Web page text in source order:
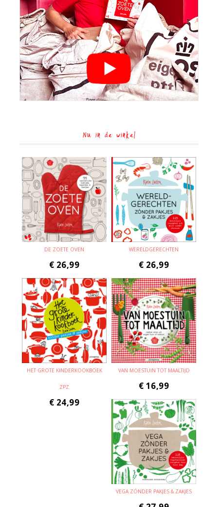
Nu in de winkel
DE ZOETE OVEN
€ 26,99
WERELDGERECHTEN
€ 26,99
HET GROTE KINDERKOOKBOEK
ZPZ
€ 24,99
VAN MOESTUIN TOT MAALTIJD
€ 16,99
VEGA ZÓNDER PAKJES & ZAKJES